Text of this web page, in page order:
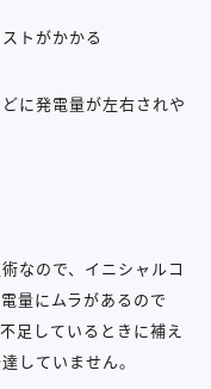
トがかかる
に発電量が左右されや
なので、イニシャルコ
量にムラがあるので
足しているときに補え
していません。